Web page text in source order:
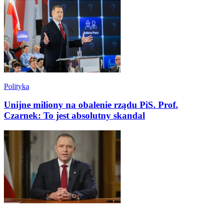
Polityka
Unijne miliony na obalenie rządu PiS. Prof.
Czarnek: To jest absolutny skandal